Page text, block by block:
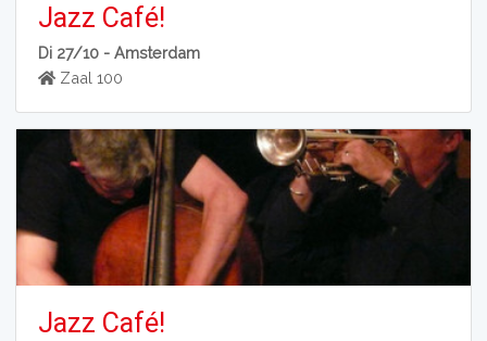
Jazz Café!
Di 27/10 -Amsterdam
Zaal 100
Jazz Café!